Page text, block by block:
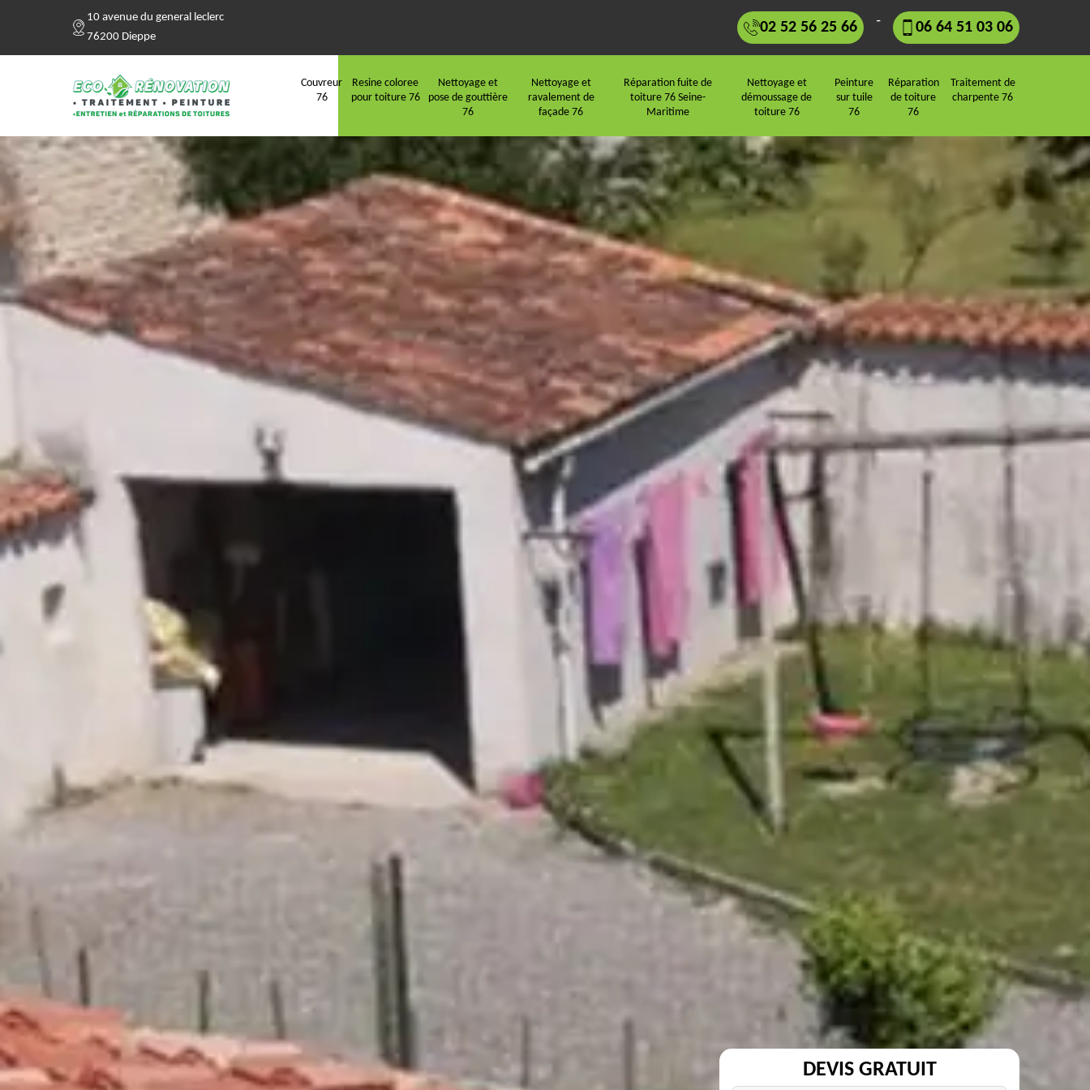
10 avenue du general leclerc
76200 Dieppe
02 52 56 25 66 - 06 64 51 03 06
Couvreur
76
Resine coloree
pour toiture 76
Nettoyage et
pose de gouttière
76
Nettoyage et
ravalement de
façade 76
Réparation fuite de
toiture 76 Seine-
Maritime
Nettoyage et
démoussage de
toiture 76
Peinture
sur tuile
76
Réparation
de toiture
76
Traitement de
charpente 76
DEVIS GRATUIT